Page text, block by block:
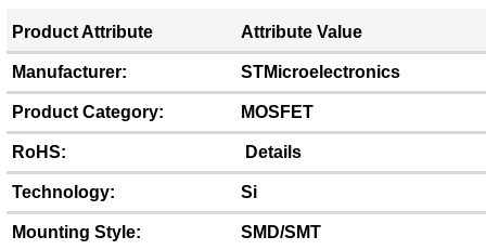
Product Attribute Attribute Value
Manufacturer: STMicroelectronics
Product Category: MOSFET
RoHS: Details
Technology: Si
Mounting Style: SMD/SMT